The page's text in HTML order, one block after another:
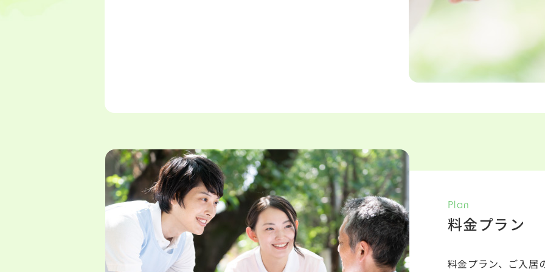
Plan
料金プラン
料金プラン、ご入居